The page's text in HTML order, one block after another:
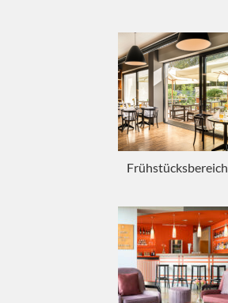
Frühstücksbereich